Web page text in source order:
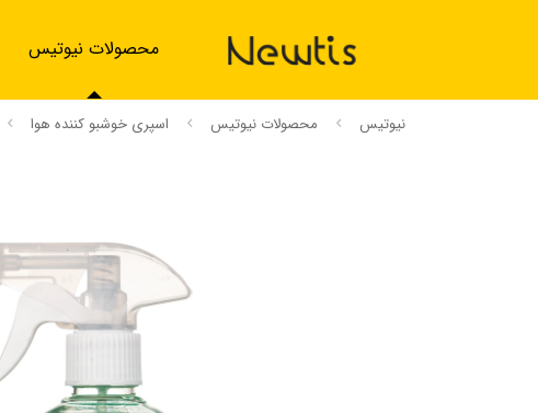
محصولات نیوتیس
نیوتیس محصولات نیوتیس اسپری خوشبو کننده هوا